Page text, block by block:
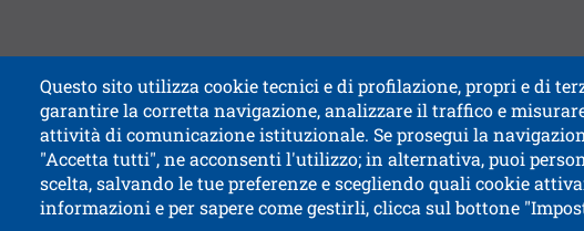
Questo sito utilizza cookie tecnici e di profilazione, propri e di
garantire la corretta navigazione, analizzare il traffico e
attività di comunicazione istituzionale. Se prosegui la
"Accetta tutti", ne acconsenti l'utilizzo; in alternativa, puoi
scelta, salvando le tue preferenze e scegliendo quali cookie
informazioni e per sapere come gestirli, clicca sul bottone
Accessibilità Albo onlineApri il link in
Contatti e segnalazioni
Cookies settings